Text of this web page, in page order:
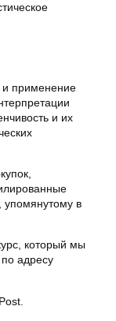
и применение
и их
упомянутому в
который мы
адресу